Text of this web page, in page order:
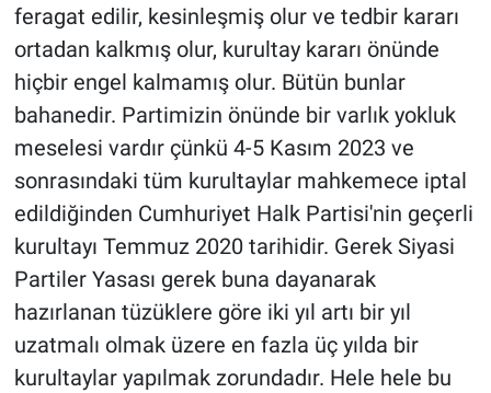
feragat edilir, kesinleşmiş olur ve tedbir kararı
ortadan kalkmış olur, kurultay kararı önünde
hiçbir engel kalmamış olur. Bütün bunlar
bahanedir. Partimizin önünde bir varlık yokluk
meselesi vardır çünkü 4-5 Kasım 2023 ve
sonrasındaki tüm kurultaylar mahkemece iptal
edildiğinden Cumhuriyet Halk Partisi'nin geçerli
kurultayı Temmuz 2020 tarihidir. Gerek Siyasi
Partiler Yasası gerek buna dayanarak
hazırlanan tüzüklere göre iki yıl artı bir yıl
uzatmalı olmak üzere en fazla üç yılda bir
kurultaylar yapılmak zorundadır. Hele hele bu